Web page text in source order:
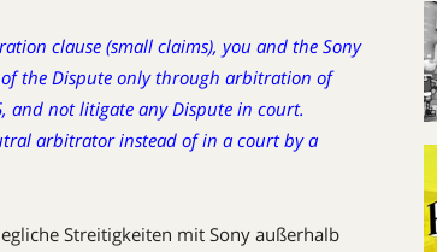
clause (small claims), you and the Sony
the Dispute only through arbitration of
and not litigate any Dispute in court.
arbitrator instead of in a court by a
Streitigkeiten mit Sony außerhalb